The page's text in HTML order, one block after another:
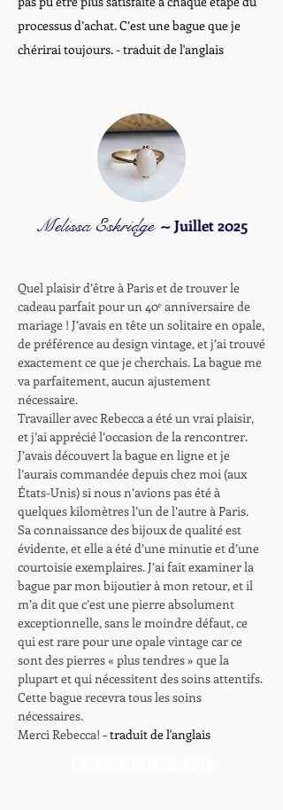
processus d’achat. C’est une bague que je
chérirai toujours.- traduit de l'anglais
Melissa Eskridge~Juillet 2025
Quel plaisir d’être à Paris et de trouver le
cadeau parfait pour un 40ᵉ anniversaire de
mariage ! J’avais en tête un solitaire en opale,
de préférence au design vintage, et j’ai trouvé
exactement ce que je cherchais. La bague me
va parfaitement, aucun ajustement
nécessaire.
Travailler avec Rebecca a été un vrai plaisir,
et j’ai apprécié l’occasion de la rencontrer.
J’avais découvert la bague en ligne et je
l’aurais commandée depuis chez moi (aux
États-Unis) si nous n’avions pas été à
quelques kilomètres l’un de l’autre à Paris.
Sa connaissance des bijoux de qualité est
évidente, et elle a été d’une minutie et d’une
courtoisie exemplaires. J’ai fait examiner la
bague par mon bijoutier à mon retour, et il
m’a dit que c’est une pierre absolument
exceptionnelle, sans le moindre défaut, ce
qui est rare pour une opale vintage car ce
sont des pierres « plus tendres » que la
plupart et qui nécessitent des soins attentifs.
Cette bague recevra tous les soins
nécessaires.
Merci Rebecca! - traduit de l'anglais